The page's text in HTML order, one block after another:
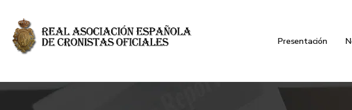
Presentación